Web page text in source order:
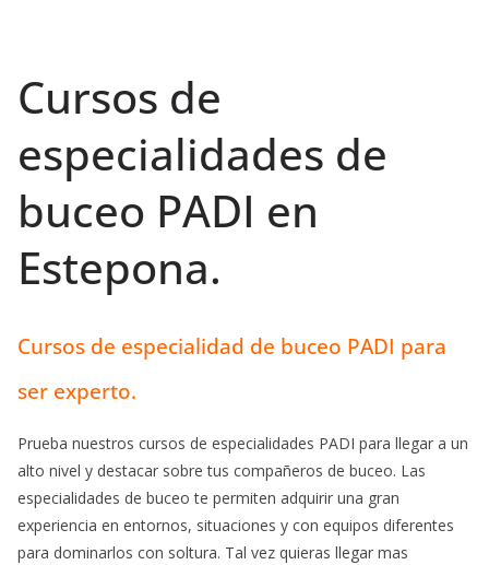
Cursos de
especialidades de
buceo PADI en
Estepona.
Cursos de especialidad de buceo PADI para
ser experto.
Prueba nuestros cursos de especialidades PADI para llegar a un
alto nivel y destacar sobre tus compañeros de buceo. Las
especialidades de buceo te permiten adquirir una gran
experiencia en entornos, situaciones y con equipos diferentes
para dominarlos con soltura. Tal vez quieras llegar mas